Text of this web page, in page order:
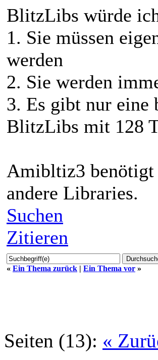
BlitzLibs würde
1. Sie müssen
werden
2. Sie werden
3. Es gibt nur eine
BlitzLibs mit 128
Amibltiz3 benötigt
andere Libraries.
Suchen
Zitieren
« Ein Thema zurück | Ein Thema vor »
Seiten (13): «